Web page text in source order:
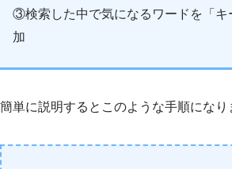
③検索した中で気になるワードを「キ
加
簡単に説明するとこのような手順になり